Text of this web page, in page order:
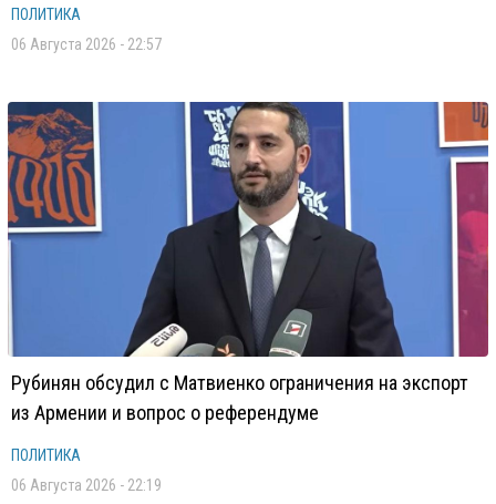
ПОЛИТИКА
06 Августа 2026 - 22:57
Рубинян обсудил с Матвиенко ограничения на экспорт
из Армении и вопрос о референдуме
ПОЛИТИКА
06 Августа 2026 - 22:19